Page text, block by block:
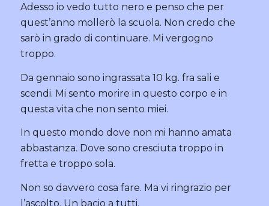
Adesso io vedo tutto nero e penso che per
quest’anno mollerò la scuola. Non credo che
sarò in grado di continuare. Mi vergogno
troppo.
Da gennaio sono ingrassata 10 kg. fra sali e
scendi. Mi sento morire in questo corpo e in
questa vita che non sento miei.
In questo mondo dove non mi hanno amata
abbastanza. Dove sono cresciuta troppo in
fretta e troppo sola.
Non so davvero cosa fare. Ma vi ringrazio per
l’ascolto. Un bacio a tutti.